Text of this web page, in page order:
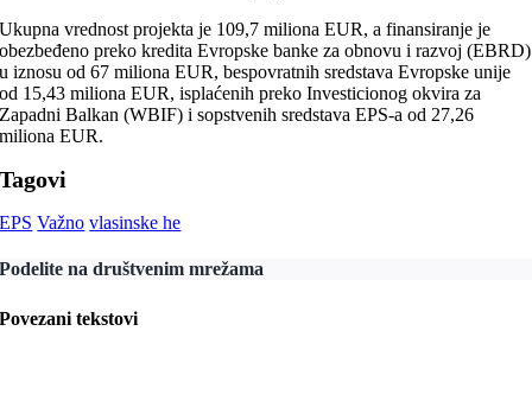
Ukupna vrednost projekta je 109,7 miliona EUR, a finansiranje je
obezbeđeno preko kredita Evropske banke za obnovu i razvoj (EBRD)
u iznosu od 67 miliona EUR, bespovratnih sredstava Evropske unije
od 15,43 miliona EUR, isplaćenih preko Investicionog okvira za
Zapadni Balkan (WBIF) i sopstvenih sredstava EPS-a od 27,26
miliona EUR.
Tagovi
EPS Važno vlasinske he
Podelite na društvenim mrežama
Povezani tekstovi